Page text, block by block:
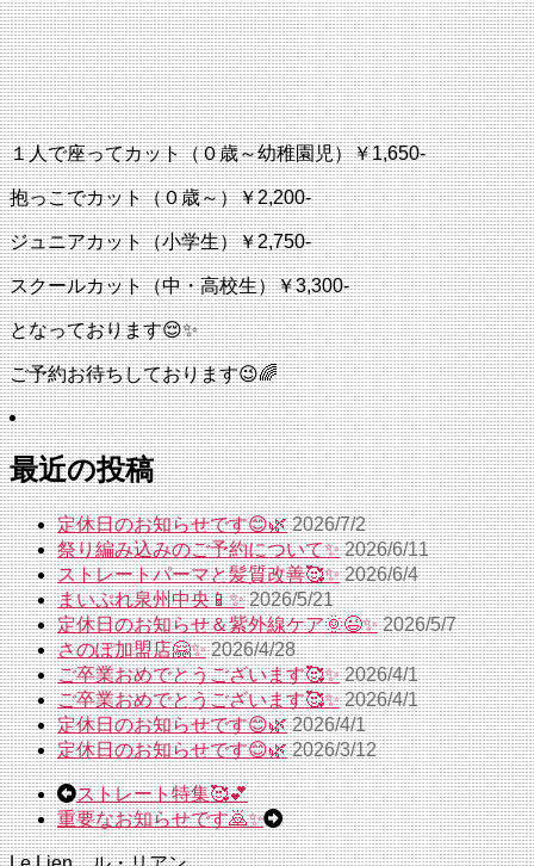
１人で座ってカット（０歳～幼稚園児）￥1,650-
抱っこでカット（０歳～）￥2,200-
ジュニアカット（小学生）￥2,750-
スクールカット（中・高校生）￥3,300-
となっております😌✨
ご予約お待ちしております😉🌈
最近の投稿
定休日のお知らせです😊🌿 2026/7/2
祭り編み込みのご予約について✨ 2026/6/11
ストレートパーマと髪質改善🥰✨ 2026/6/4
まいぷれ泉州中央📱✨ 2026/5/21
定休日のお知らせ＆紫外線ケア🌞😉✨ 2026/5/7
さのぽ加盟店🤗✨ 2026/4/28
ご卒業おめでとうございます🥰✨ 2026/4/1
ご卒業おめでとうございます🥰✨ 2026/4/1
定休日のお知らせです😊🌿 2026/4/1
定休日のお知らせです😊🌿 2026/3/12
ストレート特集🥰💕
重要なお知らせです🙇✨